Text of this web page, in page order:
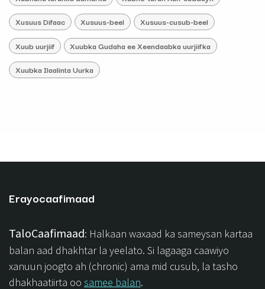
Xusuus Difaac Xusuus-beel Xusuus-cusub-beel
Xuub uurjiif Xuubka Gudaha ee Xeendaabka uurjiifka
Xuubka Ilaalinta Uurka
Erayocaafimaad
TaloCaafimaad: Halkaan waxaad ka sameysan kartaa
balan aad dhakhtar la yeelato. Si lagaaga caawiyo
xanuun joogto ah (chronic) ama mid cusub, la tasho
dhakhaatiirta oo samee balan.